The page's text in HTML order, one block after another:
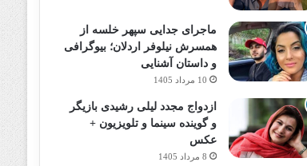
ماجرای جدایی سپهر خلسه از
همسرش نیلوفر اردلان؛ بیوگرافی
و داستان آشنایی
10 مرداد 1405
ازدواج مجدد لیلی رشیدی بازیگر
و گوینده سینما و تلویزیون +
عکس
8 مرداد 1405